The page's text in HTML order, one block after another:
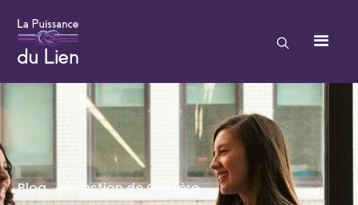
Blog Gestion de Carrière